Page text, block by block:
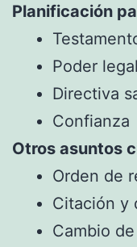
Planificación
Poder legal
Directiva
Confianza
Otros asuntos
Orden de
Citación y
Cambio